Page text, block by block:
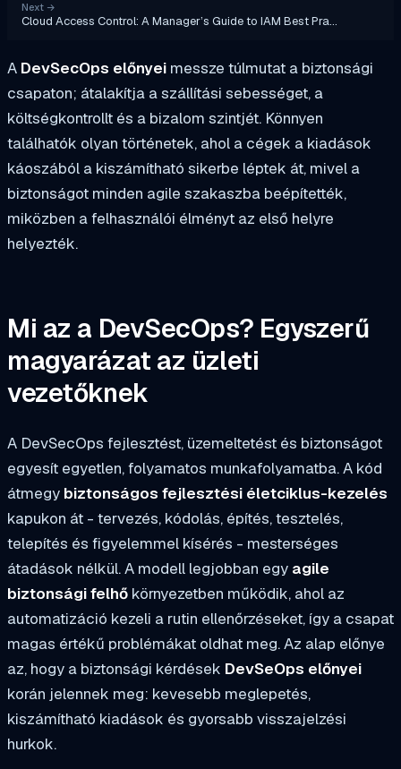
Next →
Cloud Access Control: A Manager’s Guide to IAM Best Pra…
A DevSecOps előnyei messze túlmutat a biztonsági
csapaton; átalakítja a szállítási sebességet, a
költségkontrollt és a bizalom szintjét. Könnyen
találhatók olyan történetek, ahol a cégek a kiadások
káoszából a kiszámítható sikerbe léptek át, mivel a
biztonságot minden agile szakaszba beépítették,
miközben a felhasználói élményt az első helyre
helyezték.
Mi az a DevSecOps? Egyszerű
magyarázat az üzleti
vezetőknek
A DevSecOps fejlesztést, üzemeltetést és biztonságot
egyesít egyetlen, folyamatos munkafolyamatba. A kód
átmegy biztonságos fejlesztési életciklus-kezelés
kapukon át - tervezés, kódolás, építés, tesztelés,
telepítés és figyelemmel kísérés - mesterséges
átadások nélkül. A modell legjobban egy agile
biztonsági felhő környezetben működik, ahol az
automatizáció kezeli a rutin ellenőrzéseket, így a csapat
magas értékű problémákat oldhat meg. Az alap előnye
az, hogy a biztonsági kérdések DevSeOps előnyei
korán jelennek meg: kevesebb meglepetés,
kiszámítható kiadások és gyorsabb visszajelzési
hurkok.